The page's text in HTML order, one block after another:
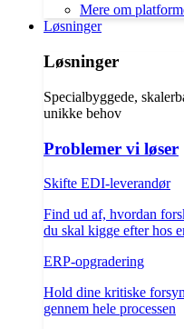
Mere om
Løsninger
Løsninger
Specialbyggede,
unikke behov
Problemer vi løser
Skifte EDI-leverandør
Find ud af, hvordan
du skal kigge efter hos
ERP-opgradering
Hold dine kritiske
gennem hele processen